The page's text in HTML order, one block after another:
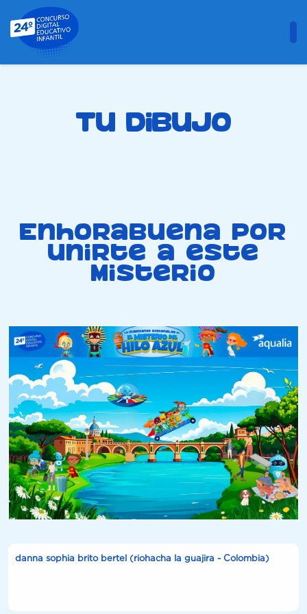
Tu dibujo
Enhorabuena por
unirte a este
misterio
danna sophia brito bertel (riohacha la guajira - Colombia)